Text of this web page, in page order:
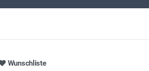
Wunschliste